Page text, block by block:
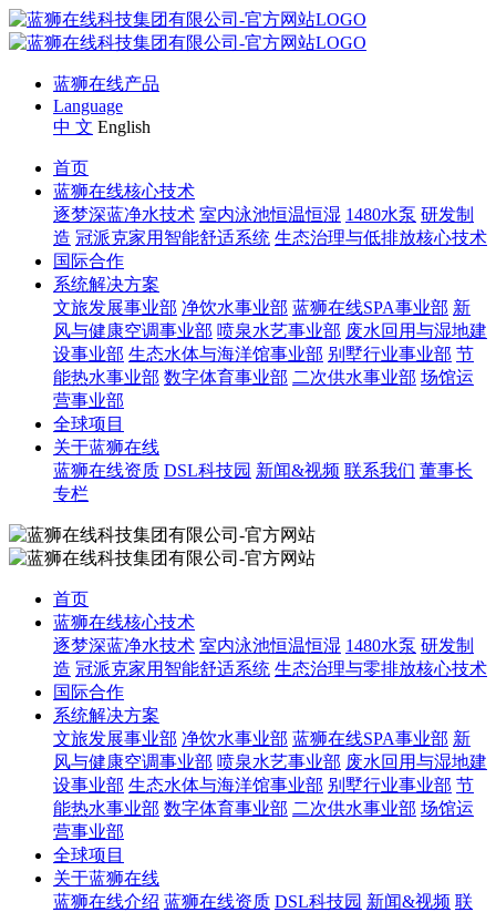
蓝狮在线产品
Language
中 文 English
首页
蓝狮在线核心技术
逐梦深蓝净水技术 室内泳池恒温恒湿 1480水泵 研发制
造 冠派克家用智能舒适系统 生态治理与低排放核心技术
国际合作
系统解决方案
文旅发展事业部 净饮水事业部 蓝狮在线SPA事业部 新
风与健康空调事业部 喷泉水艺事业部 废水回用与湿地建
设事业部 生态水体与海洋馆事业部 别墅行业事业部 节
能热水事业部 数字体育事业部 二次供水事业部 场馆运
营事业部
全球项目
关于蓝狮在线
蓝狮在线资质 DSL科技园 新闻&视频 联系我们 董事长
专栏
首页
蓝狮在线核心技术
逐梦深蓝净水技术 室内泳池恒温恒湿 1480水泵 研发制
造 冠派克家用智能舒适系统 生态治理与零排放核心技术
国际合作
系统解决方案
文旅发展事业部 净饮水事业部 蓝狮在线SPA事业部 新
风与健康空调事业部 喷泉水艺事业部 废水回用与湿地建
设事业部 生态水体与海洋馆事业部 别墅行业事业部 节
能热水事业部 数字体育事业部 二次供水事业部 场馆运
营事业部
全球项目
关于蓝狮在线
蓝狮在线介绍 蓝狮在线资质 DSL科技园 新闻&视频 联